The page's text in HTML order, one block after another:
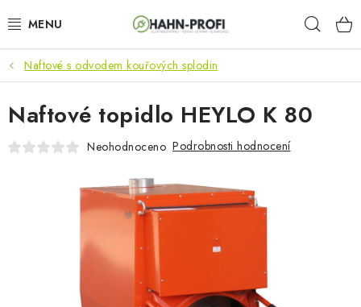
na
KLIMATIZACE
ELEKTROCENTRÁLY
ZAHRADNÍ TECHNIKA
STAVEBNÍ TECHNIKA
Naftové s odvodem kouřových splodin
Naftové topidlo HEYLO K 80
Neohodnoceno Podrobnosti hodnocení